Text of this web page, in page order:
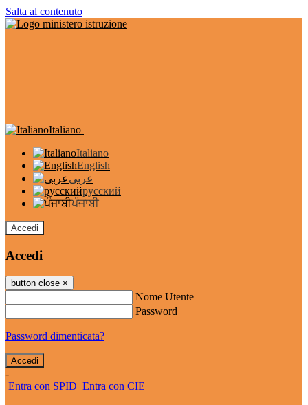
Salta al contenuto
Italiano
Italiano
English
عربى
русский
ਪੰਜਾਬੀ
Accedi
Accedi
button close ×
Nome Utente
Password
Password dimenticata?
-
Entra con SPID Entra con CIE